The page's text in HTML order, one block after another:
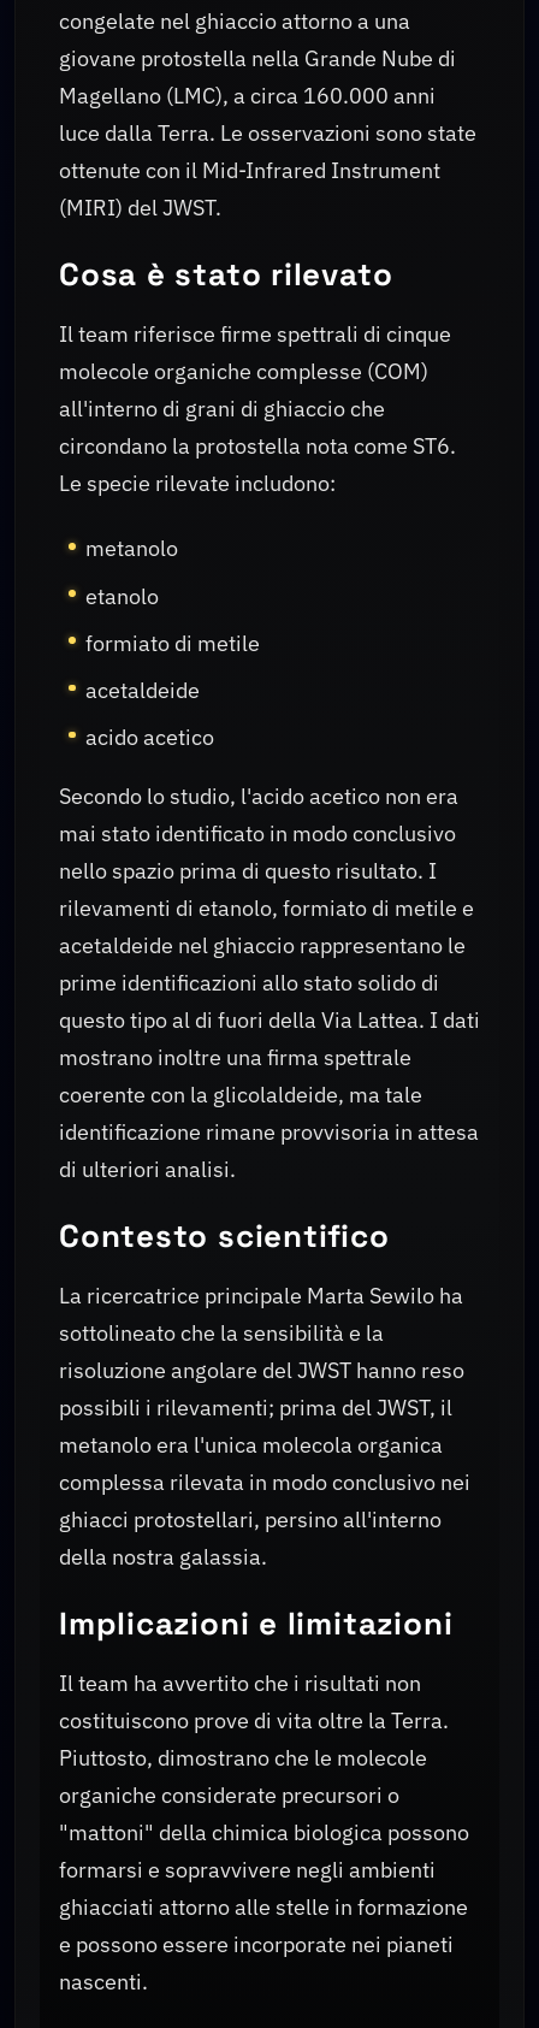
congelate nel ghiaccio attorno a una
giovane protostella nella Grande Nube di
Magellano (LMC), a circa 160.000 anni
luce dalla Terra. Le osservazioni sono state
ottenute con il Mid-Infrared Instrument
(MIRI) del JWST.
Cosa è stato rilevato
Il team riferisce firme spettrali di cinque
molecole organiche complesse (COM)
all'interno di grani di ghiaccio che
circondano la protostella nota come ST6.
Le specie rilevate includono:
metanolo
etanolo
formiato di metile
acetaldeide
acido acetico
Secondo lo studio, l'acido acetico non era
mai stato identificato in modo conclusivo
nello spazio prima di questo risultato. I
rilevamenti di etanolo, formiato di metile e
acetaldeide nel ghiaccio rappresentano le
prime identificazioni allo stato solido di
questo tipo al di fuori della Via Lattea. I dati
mostrano inoltre una firma spettrale
coerente con la glicolaldeide, ma tale
identificazione rimane provvisoria in attesa
di ulteriori analisi.
Contesto scientifico
La ricercatrice principale Marta Sewilo ha
sottolineato che la sensibilità e la
risoluzione angolare del JWST hanno reso
possibili i rilevamenti; prima del JWST, il
metanolo era l'unica molecola organica
complessa rilevata in modo conclusivo nei
ghiacci protostellari, persino all'interno
della nostra galassia.
Implicazioni e limitazioni
Il team ha avvertito che i risultati non
costituiscono prove di vita oltre la Terra.
Piuttosto, dimostrano che le molecole
organiche considerate precursori o
"mattoni" della chimica biologica possono
formarsi e sopravvivere negli ambienti
ghiacciati attorno alle stelle in formazione
e possono essere incorporate nei pianeti
nascenti.